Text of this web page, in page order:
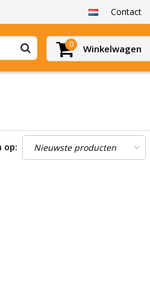
Contact
0 Winkelwagen
op: